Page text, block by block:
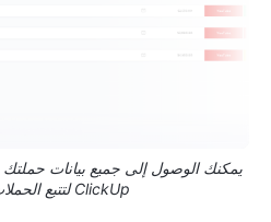
يمكنك الوصول إلى جميع بيانات
ClickUp لتتبع الحملات والتحليلات